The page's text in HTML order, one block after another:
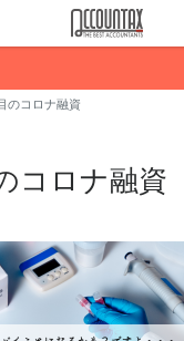
サービス
代表ブログ
企業情報
採用情報
セミナー・講演
のコロナ融資
コロナ融資